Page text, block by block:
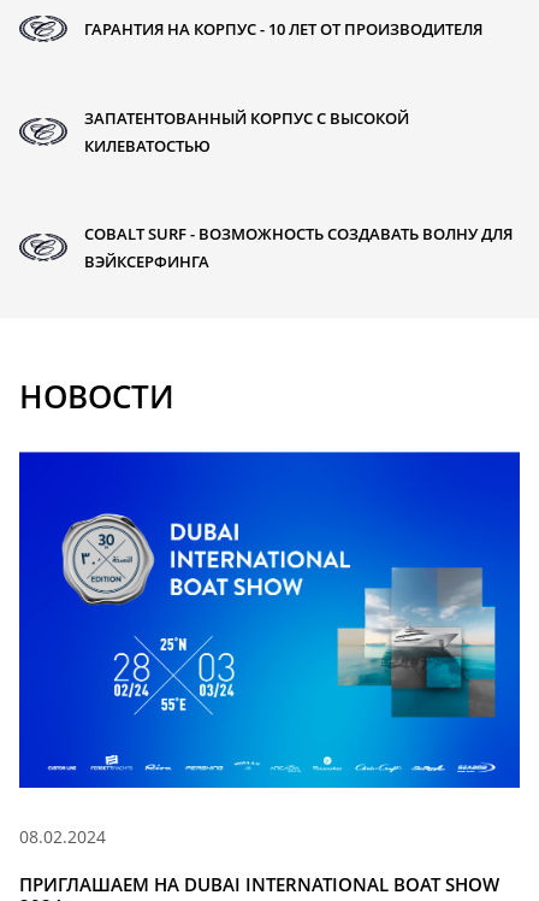
ГАРАНТИЯ НА КОРПУС - 10 ЛЕТ ОТ ПРОИЗВОДИТЕЛЯ
ЗАПАТЕНТОВАННЫЙ КОРПУС С ВЫСОКОЙ
КИЛЕВАТОСТЬЮ
COBALT SURF - ВОЗМОЖНОСТЬ СОЗДАВАТЬ ВОЛНУ ДЛЯ
ВЭЙКСЕРФИНГА
НОВОСТИ
08.02.2024
ПРИГЛАШАЕМ НА DUBAI INTERNATIONAL BOAT SHOW